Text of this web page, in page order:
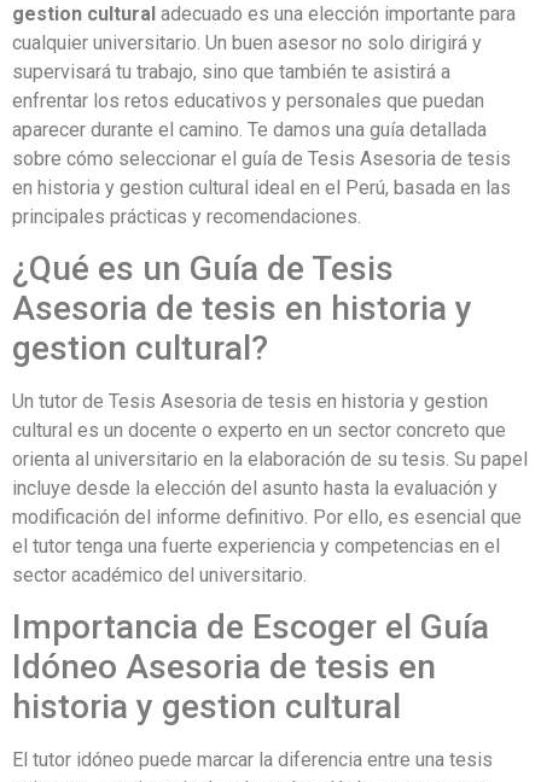
gestion cultural adecuado es una elección importante para
cualquier universitario. Un buen asesor no solo dirigirá y
supervisará tu trabajo, sino que también te asistirá a
enfrentar los retos educativos y personales que puedan
aparecer durante el camino. Te damos una guía detallada
sobre cómo seleccionar el guía de Tesis Asesoria de tesis
en historia y gestion cultural ideal en el Perú, basada en las
principales prácticas y recomendaciones.
¿Qué es un Guía de Tesis
Asesoria de tesis en historia y
gestion cultural?
Un tutor de Tesis Asesoria de tesis en historia y gestion
cultural es un docente o experto en un sector concreto que
orienta al universitario en la elaboración de su tesis. Su papel
incluye desde la elección del asunto hasta la evaluación y
modificación del informe definitivo. Por ello, es esencial que
el tutor tenga una fuerte experiencia y competencias en el
sector académico del universitario.
Importancia de Escoger el Guía
Idóneo Asesoria de tesis en
historia y gestion cultural
El tutor idóneo puede marcar la diferencia entre una tesis